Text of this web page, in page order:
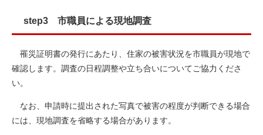
step3 市職員による現地調査
罹災証明書の発行にあたり、住家の被害状況を市職員が現地で
確認します。調査の日程調整や立ち合いについてご協力くださ
い。
なお、申請時に提出された写真で被害の程度が判断できる場合
には、現地調査を省略する場合があります。